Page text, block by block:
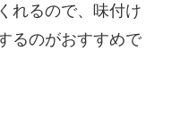
れるので、味付け
るのがおすすめで